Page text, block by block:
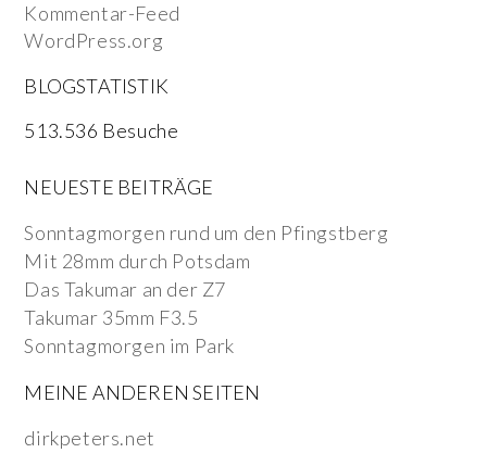
Kommentar-Feed
WordPress.org
BLOGSTATISTIK
513.536 Besuche
NEUESTE BEITRÄGE
Sonntagmorgen rund um den Pfingstberg
Mit 28mm durch Potsdam
Das Takumar an der Z7
Takumar 35mm F3.5
Sonntagmorgen im Park
MEINE ANDEREN SEITEN
dirkpeters.net